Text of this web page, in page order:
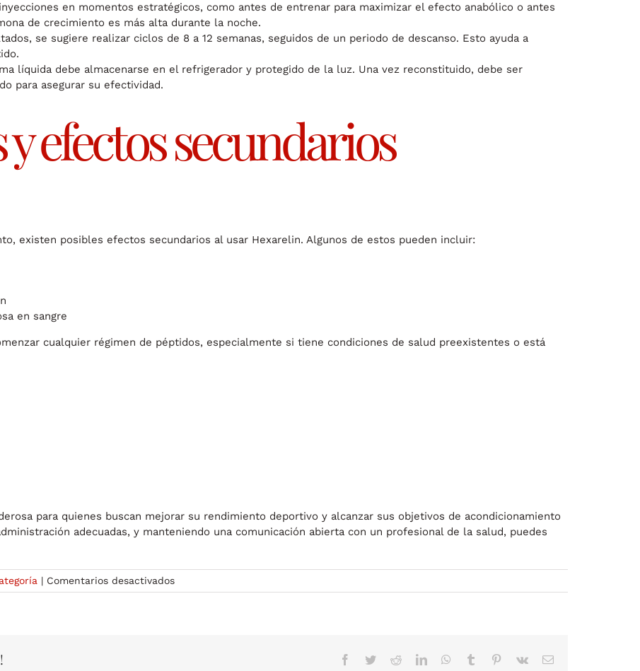
en momentos estratégicos, como antes de entrenar para maximizar el efecto anabólico o antes
de crecimiento es más alta durante la noche.
se sugiere realizar ciclos de 8 a 12 semanas, seguidos de un periodo de descanso. Esto ayuda a
líquida debe almacenarse en el refrigerador y protegido de la luz. Una vez reconstituido, debe ser
para asegurar su efectividad.
efectos secundarios
existen posibles efectos secundarios al usar Hexarelin. Algunos de estos pueden incluir:
en sangre
cualquier régimen de péptidos, especialmente si tiene condiciones de salud preexistentes o está
para quienes buscan mejorar su rendimiento deportivo y alcanzar sus objetivos de acondicionamiento
adecuadas, y manteniendo una comunicación abierta con un profesional de la salud, puedes
| Comentarios desactivadosen
Cómo
Facebook
TwitterRedditLinkedInWhatsApp
Tumblr Pinterest
Vk
Correo